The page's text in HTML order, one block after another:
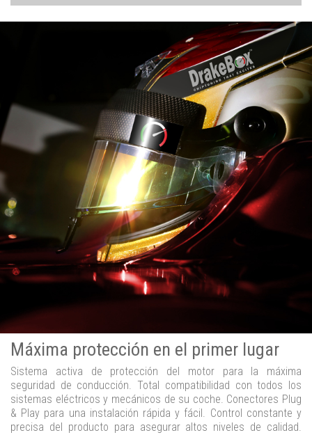
Máxima protección en el primer lugar
Sistema activa de protección del motor para la máxima
seguridad de conducción. Total compatibilidad con todos los
sistemas eléctricos y mecánicos de su coche. Conectores Plug
& Play para una instalación rápida y fácil. Control constante y
precisa del producto para asegurar altos niveles de calidad.